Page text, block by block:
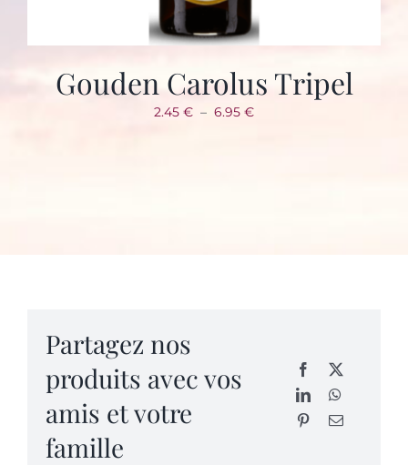
Gouden Carolus Tripel
2.45 € – 6.95 €Plage
Partagez nos
produits avec vos
amis et votre
famille